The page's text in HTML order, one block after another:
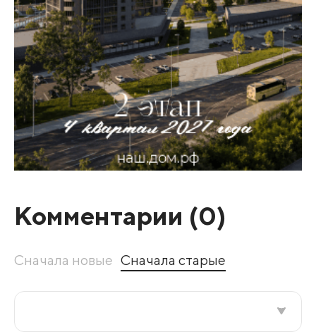
Комментарии (0)
Сначала новые Сначала старые